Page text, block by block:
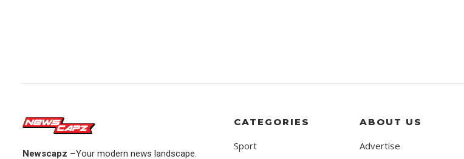
Newscapz –Your modern news landscape.
CATEGORIES
Sport
ABOUT US
Advertise